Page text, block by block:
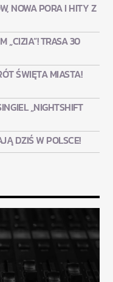
NOWA PORA I HITY Z
„CIZIA”! TRASA 30
ŚWIĘTA MIASTA!
„NIGHTSHIFT
DZIŚ W POLSCE!